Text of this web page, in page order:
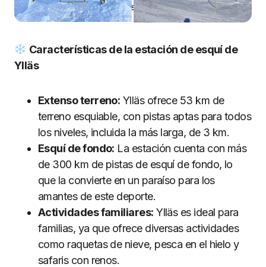
Estación de esquí de Ylläs
Características de la estación de esquí de
Ylläs
Extenso terreno: Ylläs ofrece 53 km de
terreno esquiable, con pistas aptas para todos
los niveles, incluida la más larga, de 3 km.
Esquí de fondo: La estación cuenta con más
de 300 km de pistas de esquí de fondo, lo
que la convierte en un paraíso para los
amantes de este deporte.
Actividades familiares: Ylläs es ideal para
familias, ya que ofrece diversas actividades
como raquetas de nieve, pesca en el hielo y
safaris con renos.